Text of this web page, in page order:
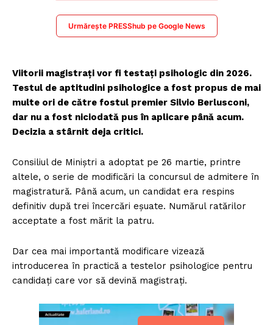
Urmărește PRESShub pe Google News
Viitorii magistrați vor fi testați psihologic din 2026.
Testul de aptitudini psihologice a fost propus de mai
multe ori de către fostul premier Silvio Berlusconi,
dar nu a fost niciodată pus în aplicare până acum.
Decizia a stârnit deja critici.
Consiliul de Miniștri a adoptat pe 26 martie, printre
altele, o serie de modificări la concursul de admitere în
magistratură. Până acum, un candidat era respins
definitiv după trei încercări eșuate. Numărul ratărilor
acceptate a fost mărit la patru.
Dar cea mai importantă modificare vizează
introducerea în practică a testelor psihologice pentru
candidați care vor să devină magistrați.